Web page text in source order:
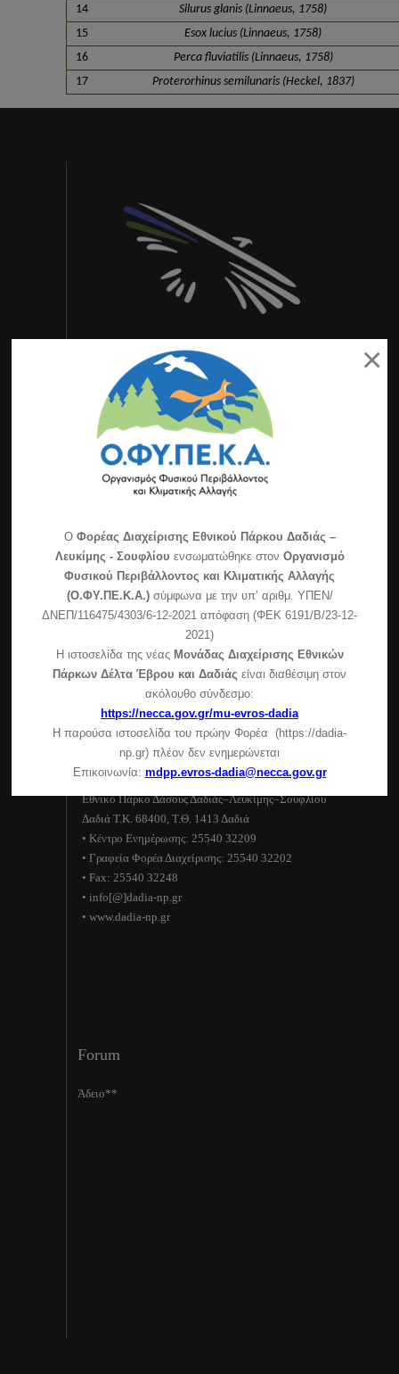
14
Silurus glanis (Linnaeus, 1758)
15
Esox lucius (Linnaeus, 1758)
16
Perca fluviatilis (Linnaeus, 1758)
17
Proterorhinus semilunaris (Heckel, 1837)
Τελευταία Νέα
Διαχείριση των διακένων για την αντιπυρική
προστασία του δάσους & την βελτίωση του
ενδιαιτήματος της άγριας πανίδας στο δασικό
σύμπλεγμα Δαδιάς-Λευκίμης-Σουφλίου (περιοχή
Συμμετοχή της μονάδας διαχείρισης στην εκδήλωση
του δήμου Σουφλίου
Ανακοίνωση για τη λειτουργία του Κέντρου
Ενημέρωσης – Κυριακές και αργίες
Στοιχεία επικοινωνίας
Εθνικό Πάρκο Δάσους Δαδιάς–Λευκίμης–Σουφλίου
Δαδιά Τ.Κ. 68400, Τ.Θ. 1413 Δαδιά
• Κέντρο Ενημέρωσης: 25540 32209
• Γραφεία Φορέα Διαχείρισης: 25540 32202
• Fax: 25540 32248
• info[@]dadia-np.gr
• www.dadia-np.gr
Forum
Άδειο**
×
O Φορέας Διαχείρισης Εθνικού Πάρκου Δαδιάς –
Λευκίμης - Σουφλίου ενσωματώθηκε στον Οργανισμό
Φυσικού Περιβάλλοντος και Κλιματικής Αλλαγής
(Ο.ΦΥ.ΠΕ.Κ.Α.)σύμφωνα με την υπ’ αριθμ. ΥΠΕΝ/
ΔΝΕΠ/116475/4303/6-12-2021 απόφαση (ΦΕΚ 6191/Β/23-12-
2021)
Η ιστοσελίδα της νέας Μονάδας Διαχείρισης Εθνικών
Πάρκων Δέλτα Έβρου και Δαδιάς είναι διαθέσιμη στον
ακόλουθο σύνδεσμο:
https://necca.gov.gr/mu-evros-dadia
Η παρούσα ιστοσελίδα του πρώην Φορέα (https://dadia-
np.gr) πλέον δεν ενημερώνεται
Επικοινωνία: mdpp.evros-dadia@necca.gov.gr